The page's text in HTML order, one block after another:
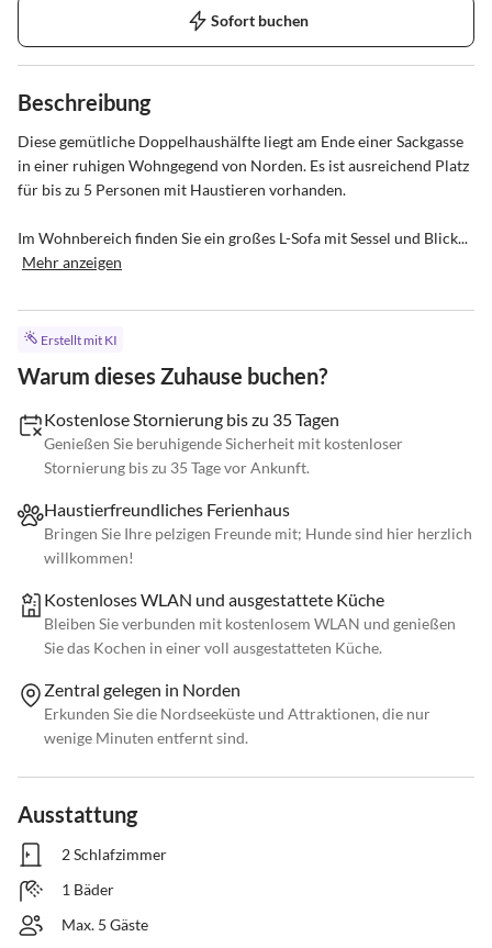
Sofort buchen
Beschreibung
Diese gemütliche Doppelhaushälfte liegt am Ende einer Sackgasse
in einer ruhigen Wohngegend von Norden. Es ist ausreichend Platz
für bis zu 5 Personen mit Haustieren vorhanden.
Im Wohnbereich finden Sie ein großes L-Sofa mit Sessel und Blick...
Mehr anzeigen
Erstellt mit KI
Warum dieses Zuhause buchen?
Kostenlose Stornierung bis zu 35 Tagen
Genießen Sie beruhigende Sicherheit mit kostenloser
Stornierung bis zu 35 Tage vor Ankunft.
Haustierfreundliches Ferienhaus
Bringen Sie Ihre pelzigen Freunde mit; Hunde sind hier herzlich
willkommen!
Kostenloses WLAN und ausgestattete Küche
Bleiben Sie verbunden mit kostenlosem WLAN und genießen
Sie das Kochen in einer voll ausgestatteten Küche.
Zentral gelegen in Norden
Erkunden Sie die Nordseeküste und Attraktionen, die nur
wenige Minuten entfernt sind.
Ausstattung
2 Schlafzimmer
1 Bäder
Max. 5 Gäste